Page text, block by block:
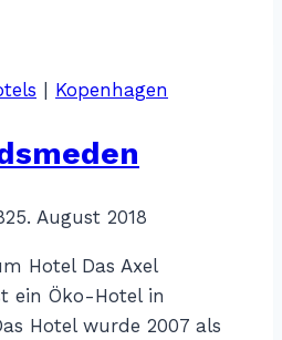
| Kopenhagen
25. August 2018
Hotel Das Axel
ein Öko-Hotel in
Hotel wurde 2007 als